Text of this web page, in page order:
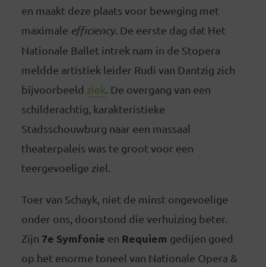
en maakt deze plaats voor beweging met
maximale efficiency. De eerste dag dat Het
Nationale Ballet intrek nam in de Stopera
meldde artistiek leider Rudi van Dantzig zich
bijvoorbeeld ziek . De overgang van een
schilderachtig, karakteristieke
Stadsschouwburg naar een massaal
theaterpaleis was te groot voor een
teergevoelige ziel.
Toer van Schayk, niet de minst ongevoelige
onder ons, doorstond die verhuizing beter.
Zijn 7e Symfonie en Requiem gedijen goed
op het enorme toneel van Nationale Opera &